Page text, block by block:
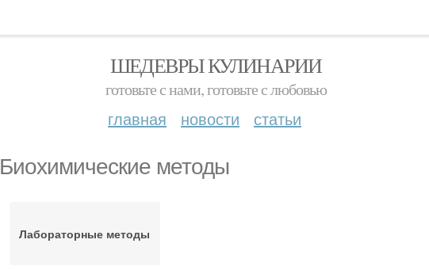
ШЕДЕВРЫ КУЛИНАРИИ
готовьте с нами, готовьте с любовью
главная новости статьи
Биохимические методы
Лабораторные методы